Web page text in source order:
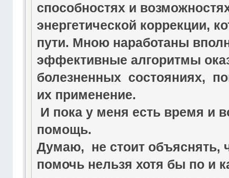
способностях и
энергетической коррекции,
пути. Мною наработаны
эффективные алгоритмы
болезненных состояниях,
их применение.
И пока у меня есть время и
помощь.
Думаю, не стоит объяснять,
помочь нельзя хотя бы по и